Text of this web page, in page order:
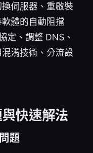
伺服器、重啟裝
體的自動阻擋
定、調整 DNS、
淆技術、分流設
快速解法
題